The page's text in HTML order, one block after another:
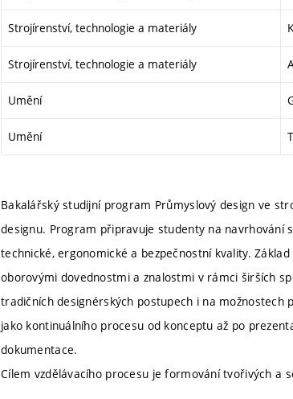
Strojírenství, technologie a materiály
Strojírenství, technologie a materiály
Umění
Umění
Bakalářský studijní program Průmyslový design ve
designu. Program připravuje studenty na navrhování
technické, ergonomické a bezpečnostní kvality.
oborovými dovednostmi a znalostmi v rámci širších
tradičních designérských postupech i na možnostech
jako kontinuálního procesu od konceptu až po
dokumentace.
Cílem vzdělávacího procesu je formování tvořivých a